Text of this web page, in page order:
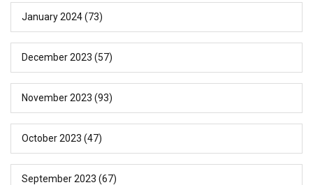
January 2024(73)
December 2023 (57)
November 2023 (93)
October 2023 (47)
September 2023 (67)